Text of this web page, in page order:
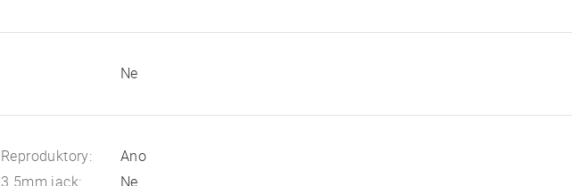
Ne
Reproduktory:
Ano
3.5mm jack:
Ne